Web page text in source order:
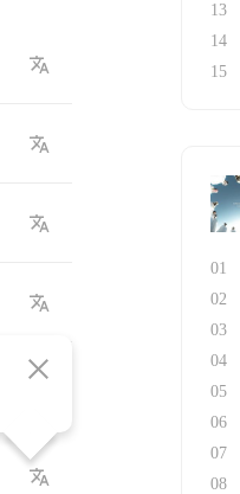
13
14
15
01
02
03
04
05
06
07
08